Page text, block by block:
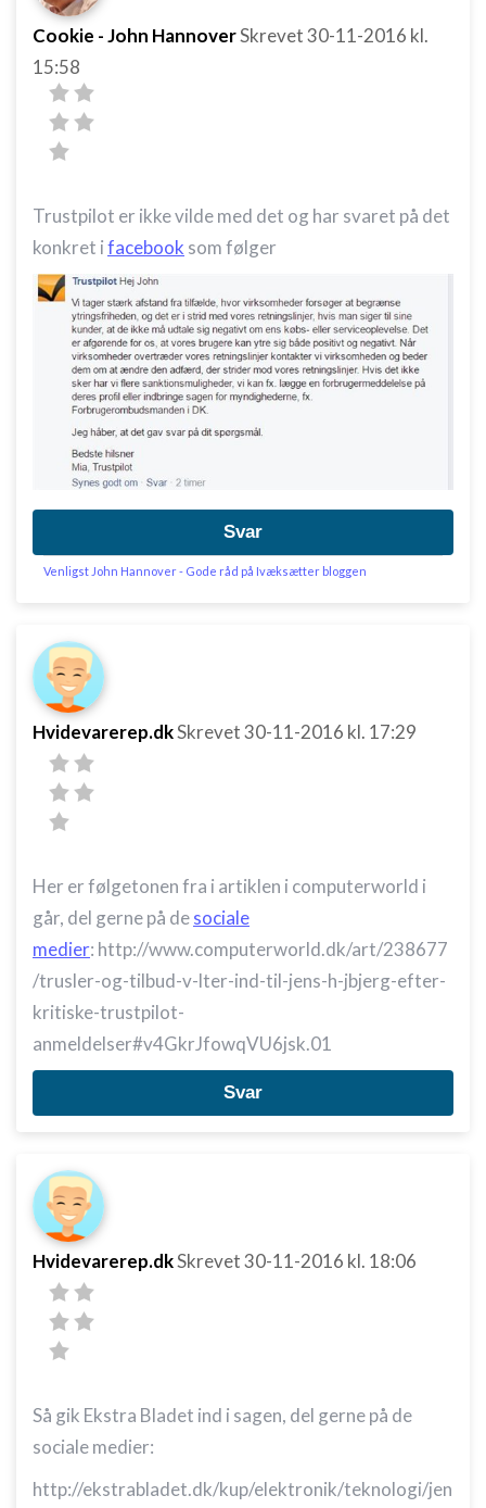
Cookie - John HannoverSkrevet30-11-2016 kl.
15:58
Trustpilot er ikke vilde med det og har svaret på det
konkret ifacebook som følger
Svar
Venligst John Hannover - Gode råd på Ivæksætter bloggen
Hvidevarerep.dkSkrevet30-11-2016 kl. 17:29
Her er følgetonen fra i artiklen i computerworld i
går, del gerne på desociale
medier: http://www.computerworld.dk/art/238677
/trusler-og-tilbud-v-lter-ind-til-jens-h-jbjerg-efter-
kritiske-trustpilot-
anmeldelser#v4GkrJfowqVU6jsk.01
Svar
Hvidevarerep.dkSkrevet30-11-2016 kl. 18:06
Så gik Ekstra Bladet ind i sagen, del gerne på de
sociale medier:
http://ekstrabladet.dk/kup/elektronik/teknologi/jen